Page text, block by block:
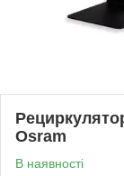
Osram
В наявності